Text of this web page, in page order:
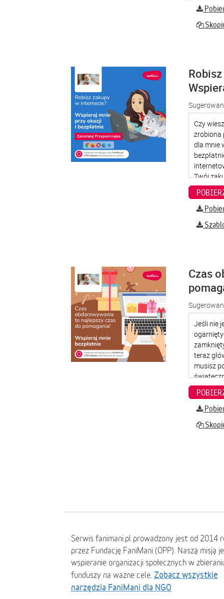
Czas
Serwis fanimani.pl prowadzony jest od 2014
przez Fundację FaniMani (OPP). Naszą misją
wspieranie organizacji społecznych w
funduszy na ważne cele. Zobacz wszystkie
narzędzia FaniMani dla NGO